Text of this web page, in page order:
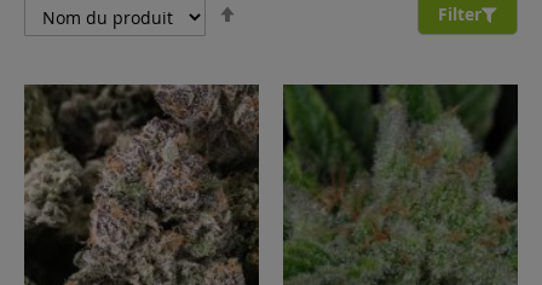
Accessoires
Solden
Blog
Filter